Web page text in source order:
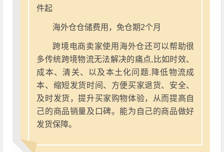
件起
海外仓仓储费用，免仓期2个月
跨境电商卖家使用海外仓还可以帮助很
多传统跨境物流无法解决的痛点,比如时效、
成本、清关、以及本土化问题.降低物流成
本、缩短发货时间、方便买家退货、安全、
及时发货，提升买家购物体验，从而提高自
己的商品销量及口碑。能为自己的商品做好
发货保障。